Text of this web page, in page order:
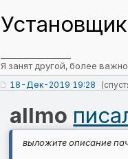
Я занят другой, более
18-Дек-2019 19:28
allmo
выложите описание